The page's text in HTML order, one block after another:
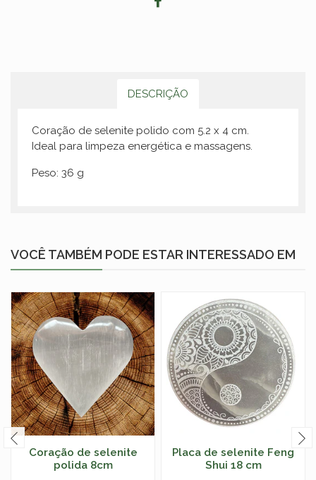
DESCRIÇÃO
Coração de selenite polido com 5.2 x 4 cm.
Ideal para limpeza energética e massagens.
Peso: 36 g
VOCÊ TAMBÉM PODE ESTAR INTERESSADO EM
Coração de selenite
polida 8cm
Placa de selenite Feng
Shui 18 cm